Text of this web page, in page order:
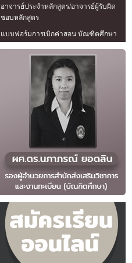
อาจารย์ประจำหลักสูตร/อาจารย์ผู้รับผิด
ชอบหลักสูตร
แบบฟอร์มการเบิกค่าสอน บัณฑิตศึกษา